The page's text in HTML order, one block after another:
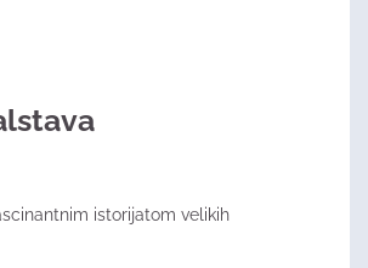
istorijatom velikih